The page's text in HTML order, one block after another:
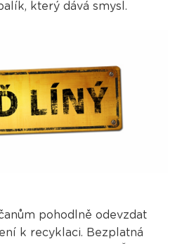
který dává smysl.
pohodlně odevzdat
k recyklaci. Bezplatná